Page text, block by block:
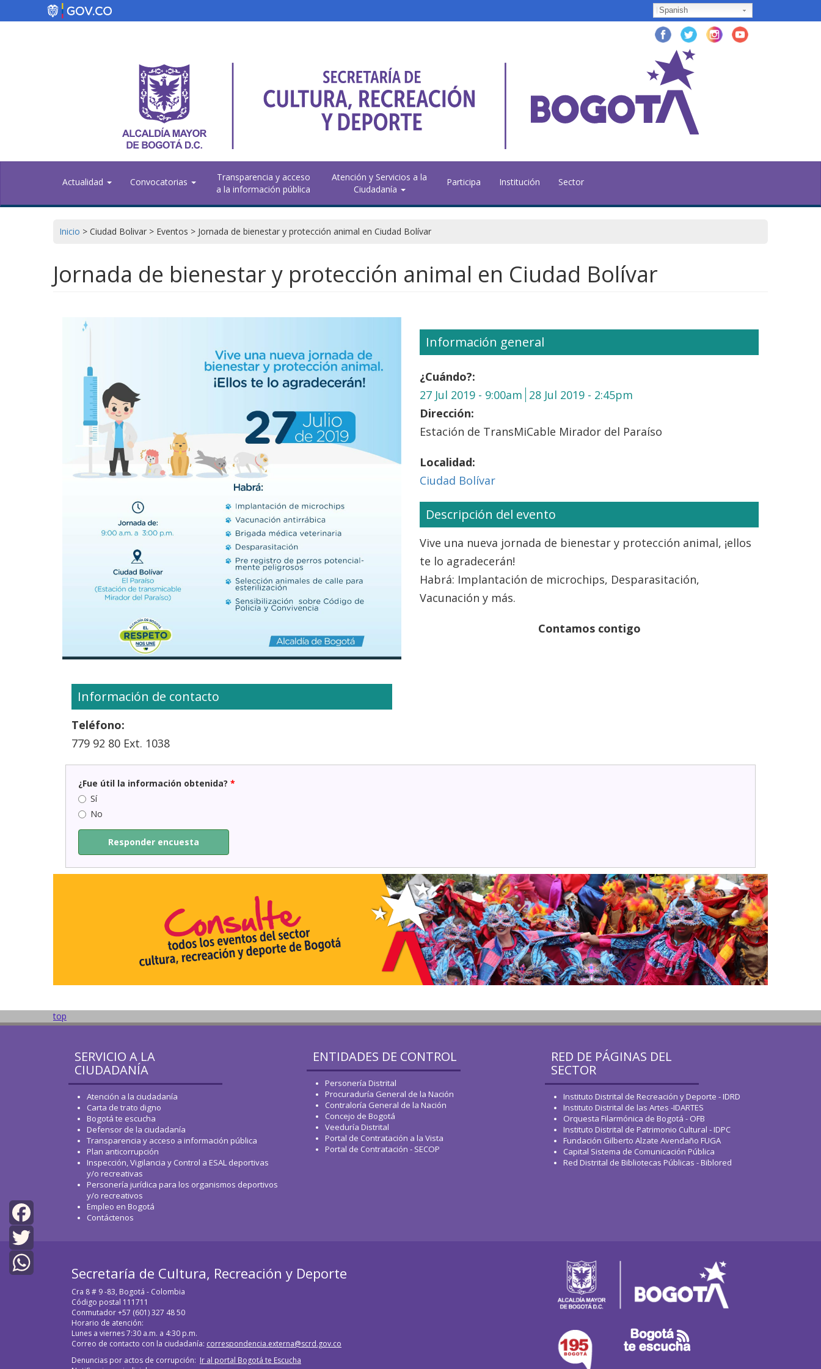
Spanish
Actualidad Convocatorias
Transparencia y acceso
a la información pública
Atención y Servicios a la
Ciudadanía
Participa Institución Sector
Inicio > Ciudad Bolivar > Eventos > Jornada de bienestar y protección animal en Ciudad Bolívar
Jornada de bienestar y protección animal en Ciudad Bolívar
Información de contacto
Teléfono:
779 92 80 Ext. 1038
Información general
¿Cuándo?:
27 Jul 2019 - 9:00am 28 Jul 2019 - 2:45pm
Dirección:
Estación de TransMiCable Mirador del Paraíso
Localidad:
Ciudad Bolívar
Descripción del evento
Vive una nueva jornada de bienestar y protección animal, ¡ellos
te lo agradecerán!
Habrá: Implantación de microchips, Desparasitación,
Vacunación y más.
Contamos contigo
Facebook
Twitter
¿Fue útil la información obtenida? *
Sí
No
Responder encuesta
top
SERVICIO A LA
CIUDADANÍA
Atención a la ciudadanía
Carta de trato digno
Bogotá te escucha
Defensor de la ciudadanía
Transparencia y acceso a información pública
Plan anticorrupción
Inspección, Vigilancia y Control a ESAL deportivas
y/o recreativas
Personería jurídica para los organismos deportivos
y/o recreativos
Empleo en Bogotá
Contáctenos
ENTIDADES DE CONTROL
Personería Distrital
Procuraduría General de la Nación
Contraloría General de la Nación
Concejo de Bogotá
Veeduría Distrital
Portal de Contratación a la Vista
Portal de Contratación - SECOP
RED DE PÁGINAS DEL
SECTOR
Instituto Distrital de Recreación y Deporte - IDRD
Instituto Distrital de las Artes -IDARTES
Orquesta Filarmónica de Bogotá - OFB
Instituto Distrital de Patrimonio Cultural - IDPC
Fundación Gilberto Alzate Avendaño FUGA
Capital Sistema de Comunicación Pública
Red Distrital de Bibliotecas Públicas - Biblored
Secretaría de Cultura, Recreación y Deporte
Cra 8 # 9 -83, Bogotá - Colombia
Código postal 111711
Conmutador +57 (601) 327 48 50
Horario de atención:
Lunes a viernes 7:30 a.m. a 4:30 p.m.
Correo de contacto con la ciudadanía: correspondencia.externa@scrd.gov.co
Denuncias por actos de corrupción: Ir al portal Bogotá te Escucha